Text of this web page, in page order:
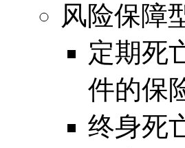
风险保障
定期死
件的保
终身死